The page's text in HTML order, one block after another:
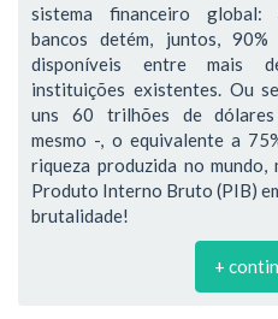
sistema financeiro global:
bancos detém, juntos,
disponíveis entre mais
instituições existentes. Ou
uns 60 trilhões de
mesmo -, o equivalente a
riqueza produzida no mundo,
Produto Interno Bruto (PIB)
brutalidade!
+